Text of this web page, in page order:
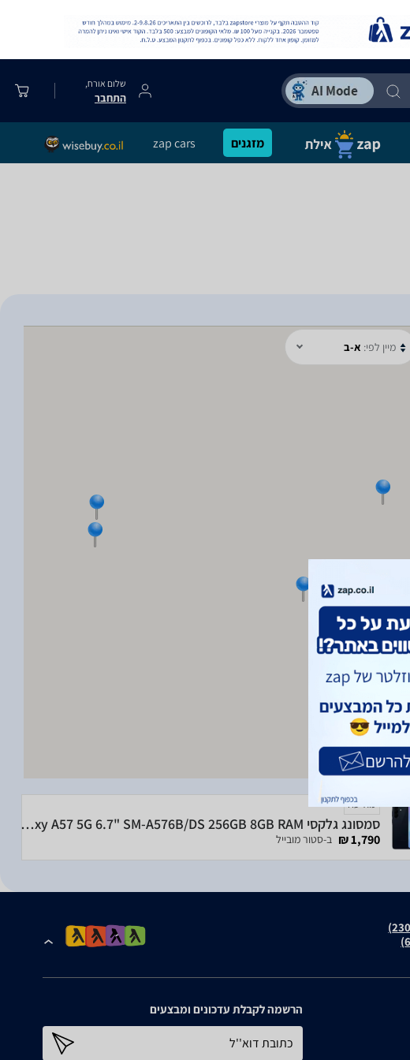
שלום אורח,
התחבר
מזגנים zap cars
מיין לפי: א-ב
מודעה
סמסונג גלקסי Samsung Galaxy A57 5G 6.7" SM-A576B/DS 256GB 8GB RAM
1,790 ₪ ב-סטור מובייל
הרשמה לקבלת עדכונים ומבצעים
כתובת דוא''ל